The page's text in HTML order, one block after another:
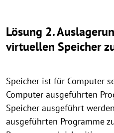
Lösung 2.
virtuellen Speicher
Speicher ist für Computer
Computer ausgeführten
Speicher ausgeführt
ausgeführten Programme